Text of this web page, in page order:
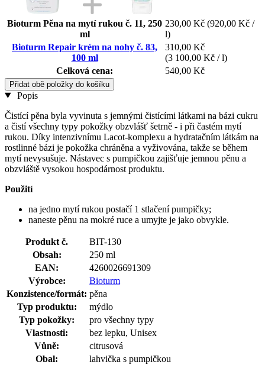
Bioturm Pěna na mytí rukou č. 11, 250
ml
230,00 Kč (920,00 Kč /
l)
Bioturm Repair krém na nohy č. 83,
100 ml
310,00 Kč
(3 100,00 Kč / l)
Celková cena:
540,00 Kč
Přidat obě položky do košíku
Popis
Čistící pěna byla vyvinuta s jemnými čistícími látkami na bázi cukru
a čistí všechny typy pokožky obzvlášť šetrně - i při častém mytí
rukou. Díky intenzivnímu Lacot-komplexu a hydratačním látkám na
rostlinné bázi je pokožka chráněna a vyživována, takže se během
mytí nevysušuje. Nástavec s pumpičkou zajišťuje jemnou pěnu a
obzvláště vysokou hospodárnost produktu.
Použití
na jedno mytí rukou postačí 1 stlačení pumpičky;
naneste pěnu na mokré ruce a umyjte je jako obvykle.
Produkt č.
BIT-130
Obsah:
250 ml
EAN:
4260026691309
Výrobce:
Bioturm
Konzistence/formát: pěna
Typ produktu:
mýdlo
Typ pokožky:
pro všechny typy
Vlastnosti:
bez lepku, Unisex
Vůně:
citrusová
Obal:
lahvička s pumpičkou